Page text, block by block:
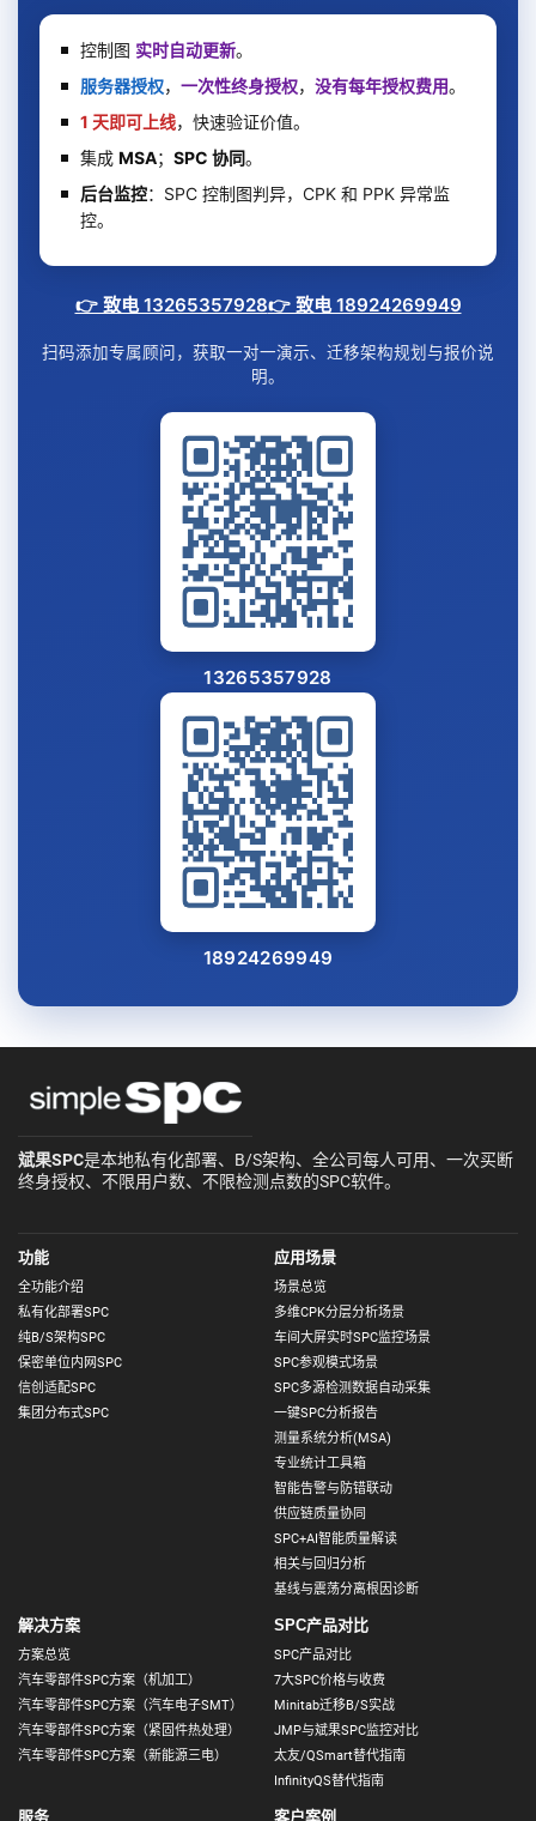
控制图 实时自动更新。
服务器授权， 一次性终身授权， 没有每年授权费用。
1 天即可上线，快速验证价值。
集成 MSA； SPC 协同。
后台监控：SPC 控制图判异，CPK 和 PPK 异常监
控。
👉 致电 13265357928👉 致电 18924269949
扫码添加专属顾问，获取一对一演示、迁移架构规划与报价说
明。
13265357928
18924269949
斌果SPC是本地私有化部署、B/S架构、全公司每人可用、一次买断
终身授权、不限用户数、不限检测点数的SPC软件。
功能
全功能介绍
私有化部署SPC
纯B/S架构SPC
保密单位内网SPC
信创适配SPC
集团分布式SPC
应用场景
场景总览
多维CPK分层分析场景
车间大屏实时SPC监控场景
SPC参观模式场景
SPC多源检测数据自动采集
一键SPC分析报告
测量系统分析(MSA)
专业统计工具箱
智能告警与防错联动
供应链质量协同
SPC+AI智能质量解读
相关与回归分析
基线与震荡分离根因诊断
解决方案
方案总览
汽车零部件SPC方案（机加工）
汽车零部件SPC方案（汽车电子SMT）
汽车零部件SPC方案（紧固件热处理）
汽车零部件SPC方案（新能源三电）
SPC产品对比
SPC产品对比
7大SPC价格与收费
Minitab迁移B/S实战
JMP与斌果SPC监控对比
太友/QSmart替代指南
InfinityQS替代指南
服务 客户案例